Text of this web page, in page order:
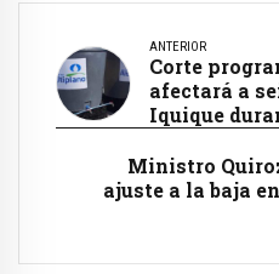
ANTERIOR
Corte
afectará a
Iquique
Ministro
ajuste a la baja